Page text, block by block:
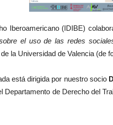
Iberoamericano (IDIBE)
el uso de las redes
la Universidad de Valencia (de
está dirigida por nuestro socio
Departamento de Derecho del